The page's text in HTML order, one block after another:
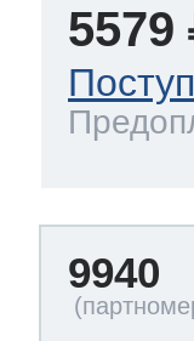
5579
9940